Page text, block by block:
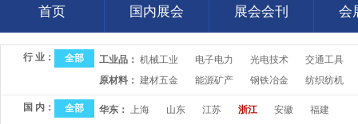
首页
首页
国内展会
国内展会
展会会刊
展会会刊
会
会
行 业： 全部 工业品： 机械工业 电子电力 光电技术
交通工具
原材料： 建材五金 能源矿产 钢铁冶金 纺织纺机
国 内： 全部 华东： 上海 山东 江苏 浙江 安徽 福建